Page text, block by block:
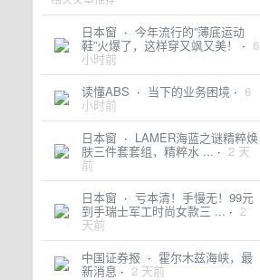
日本窗 · 今年流行的”薄底运动
鞋”火爆了，这样穿又飒又美！ · 6
小时前
读懂ABS · 当下的业务困境 · 6
小时前
日本窗 · LAMER海蓝之谜精粹焕
肤三件套套组，精粹水 ... · 2 天
前
日本窗 · 亏本清！手慢无！99元
到手瑞士军工时尚女款三 ... · 2
天前
中国证券报 · 霍尔木兹海峡，最
新消息 · 2 天前